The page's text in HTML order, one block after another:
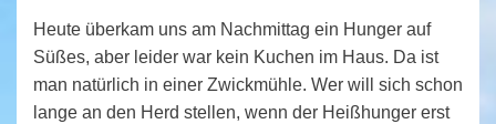
Heute überkam uns am Nachmittag ein Hunger auf
Süßes, aber leider war kein Kuchen im Haus. Da ist
man natürlich in einer Zwickmühle. Wer will sich schon
lange an den Herd stellen, wenn der Heißhunger erst